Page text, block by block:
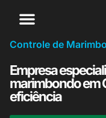
Controle de
Empresa
marimbondo em
eficiência